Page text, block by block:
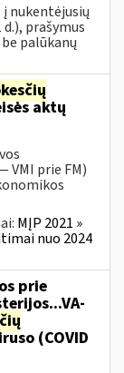
nukentėjusių
prašymus
palūkanų
aktų
prie FM)
MĮP 2021 »
nuo 2024
prie
(COVID